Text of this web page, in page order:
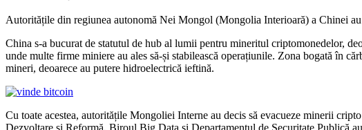
Autoritățile din regiunea autonomă Nei Mongol (Mongolia Interioară) a Chinei
China s-a bucurat de statutul de hub al lumii pentru mineritul criptomonedelor,
unde multe firme miniere au ales să-și stabilească operațiunile. Zona bogată în
mineri, deoarece au putere hidroelectrică ieftină.
Cu toate acestea, autoritățile Mongoliei Interne au decis să evacueze minerii
Dezvoltare și Reformă, Biroul Big Data și Departamentul de Securitate Publică